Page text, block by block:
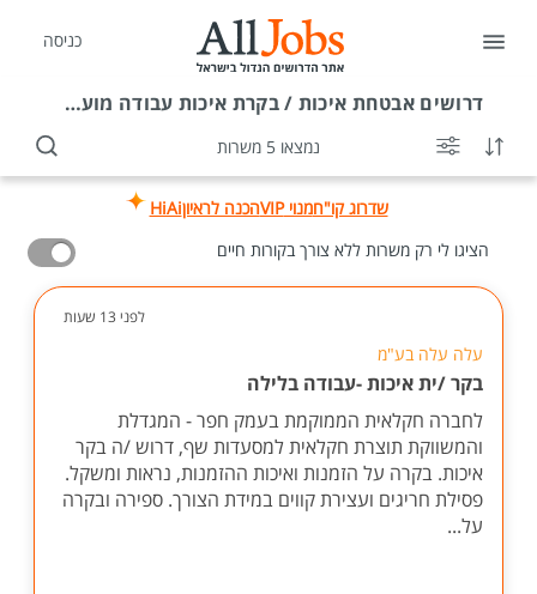
כניסה
דרושים אבטחת איכות / בקרת איכות עבודה מועדפת
נמצאו 5 משרות
שדרוג קו"חמנוי VIP הכנה לראיוןHiAi
הציגו לי רק משרות ללא צורך בקורות חיים
לפני 13 שעות
עלה עלה בע"מ
בקר /ית איכות -עבודה בלילה
לחברה חקלאית הממוקמת בעמק חפר - המגדלת
והמשווקת תוצרת חקלאית למסעדות שף, דרוש /ה בקר
איכות. בקרה על הזמנות ואיכות ההזמנות, נראות ומשקל.
פסילת חריגים ועצירת קווים במידת הצורך. ספירה ובקרה
על...